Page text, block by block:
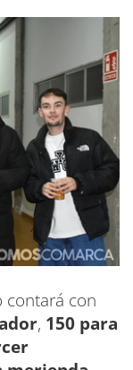
contará con
, 150 para